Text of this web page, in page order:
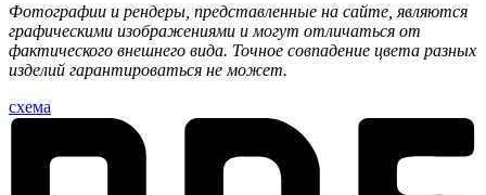
Фотографии и рендеры, представленные на сайте, являются
графическими изображениями и могут отличаться от
фактического внешнего вида. Точное совпадение цвета разных
изделий гарантироваться не может.
схема